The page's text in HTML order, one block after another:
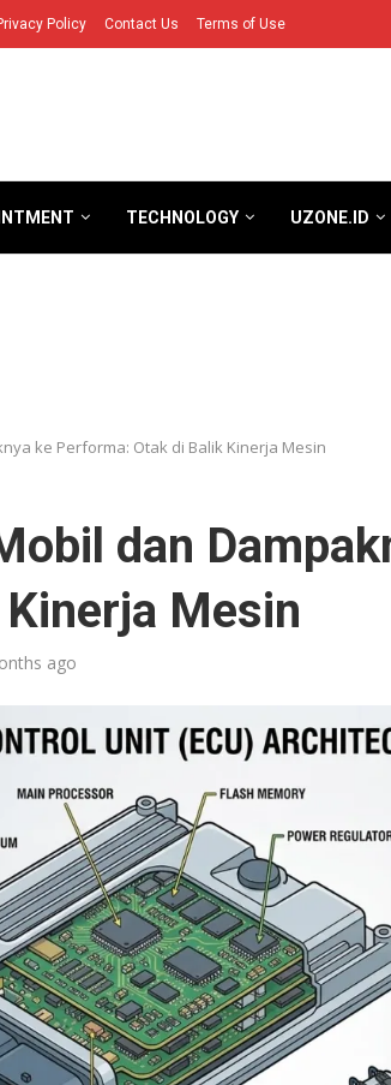
Policy Contact Us Terms of Use
TECHNOLOGY UZONE.ID
ke Performa: Otak di Balik Kinerja Mesin
dan
Mesin
ago